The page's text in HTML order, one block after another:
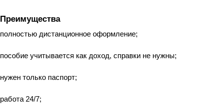
Преимущества
полностью дистанционное оформление;
пособие учитывается как доход, справки не нужны;
нужен только паспорт;
работа 24/7;